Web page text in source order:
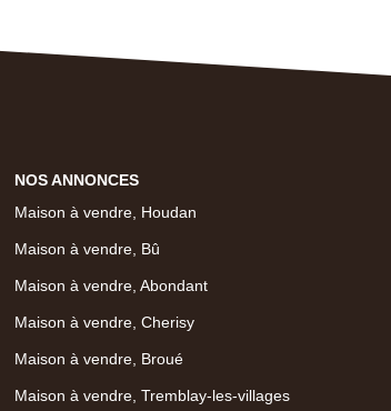
NOS ANNONCES
Maison à vendre, Houdan
Maison à vendre, Bû
Maison à vendre, Abondant
Maison à vendre, Cherisy
Maison à vendre, Broué
Maison à vendre, Tremblay-les-villages